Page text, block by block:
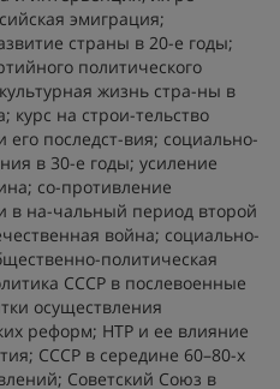
эмиграция;
страны в 20-е годы;
политического
жизнь стра-ны в
курс на строи-тельство
последст-вия; социально-
в 30-е годы; усиление
со-противление
в на-чальный период второй
война; социально-
политическая
СССР в послевоенные
осуществления
реформ; НТР и ее влияние
СССР в середине 60–80-х
Советский Союз в